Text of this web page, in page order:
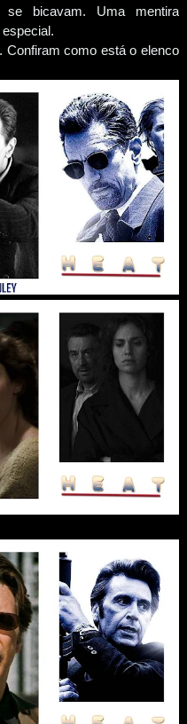
se bicavam. Uma mentira
Confiram como está o elenco